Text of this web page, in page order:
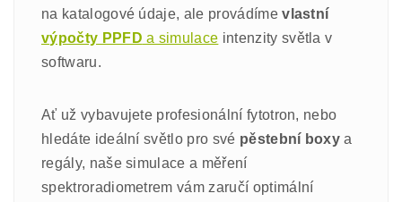
na katalogové údaje, ale provádímevlastní
výpočty PPFD a simulace intenzity světla v
softwaru.
Ať už vybavujete profesionální fytotron, nebo
hledáte ideální světlo pro své pěstební boxy a
regály, naše simulace a měření
spektroradiometrem vám zaručí optimální